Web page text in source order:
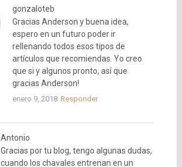
gonzaloteb
Gracias Anderson y buena idea,
espero en un futuro poder ir
rellenando todos esos tipos de
artículos que recomiendas. Yo creo
que si y algunos pronto, así que
gracias Anderson!
enero 9, 2018 Responder
Antonio
Gracias por tu blog, tengo algunas dudas,
cuando los chavales entrenan en un